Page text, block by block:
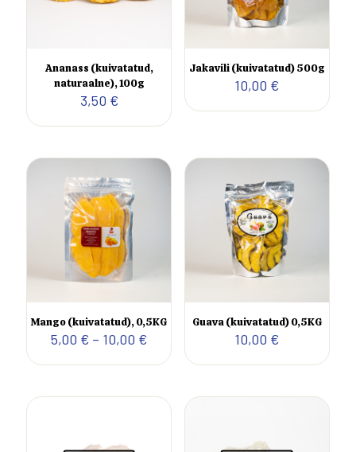
Ananass (kuivatatud,
naturaalne), 100g
3,50 €
Jakavili (kuivatatud) 500g
10,00 €
Mango (kuivatatud), 0,5KG
5,00 € – 10,00 € Hinnavahemik:
5,00 €
kuni
Guava (kuivatatud) 0,5KG
10,00 €